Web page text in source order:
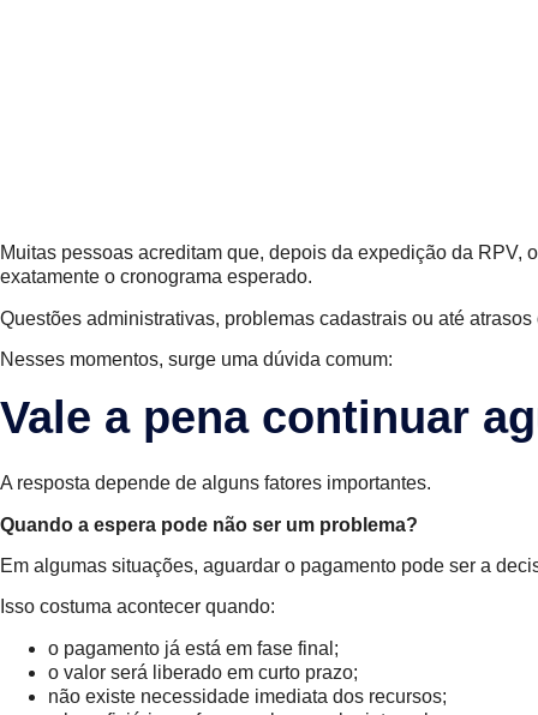
Muitas pessoas acreditam que, depois da expedição da
exatamente o cronograma esperado.
Questões administrativas, problemas cadastrais ou até
Nesses momentos, surge uma dúvida comum:
Vale a pena continuar
A resposta depende de alguns fatores importantes.
Quando a espera pode não ser um problema?
Em algumas situações, aguardar o pagamento pode ser a
Isso costuma acontecer quando:
o pagamento já está em fase final;
o valor será liberado em curto prazo;
não existe necessidade imediata dos recursos;